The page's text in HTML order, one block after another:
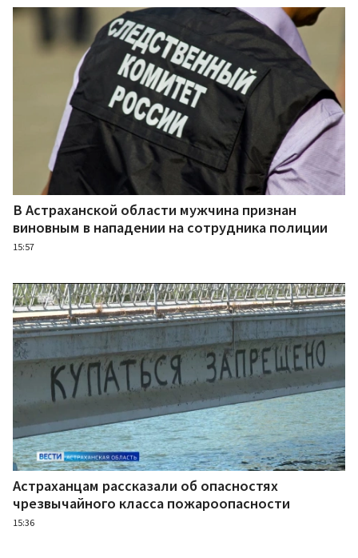
В Астраханской области мужчина признан
виновным в нападении на сотрудника полиции
15:57
Астраханцам рассказали об опасностях
чрезвычайного класса пожароопасности
15:36